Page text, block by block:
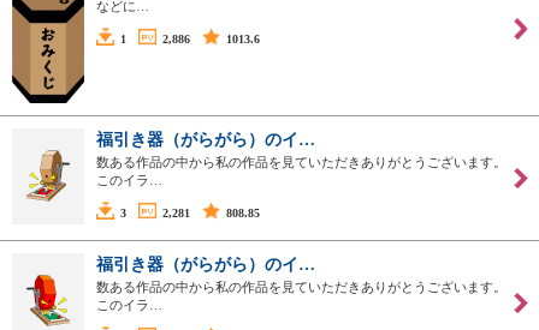
などに…
1 2,886 1013.6
福引き器（がらがら）のイ…
数ある作品の中から私の作品を見ていただきありがとうございます。
このイラ…
3 2,281 808.85
福引き器（がらがら）のイ…
数ある作品の中から私の作品を見ていただきありがとうございます。
このイラ…